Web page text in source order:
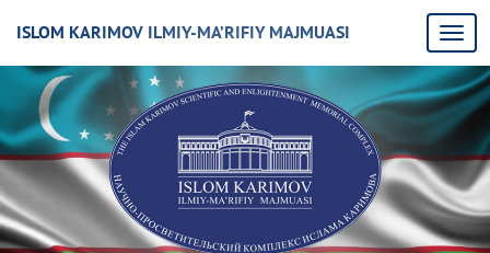
ISLOM KARIMOV ILMIY-MA’RIFIY MAJMUASI